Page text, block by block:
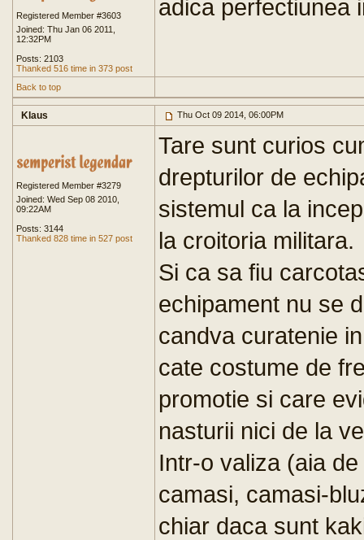
Registered Member #3603
Joined: Thu Jan 06 2011,
12:32PM
Posts: 2103
Thanked 516 time in 373 post
adica perfectiunea
Back to top
Klaus Thu Oct 09 2014, 06:00PM
Registered Member #3279
Joined: Wed Sep 08 2010,
09:22AM
Posts: 3144
Thanked 828 time in 527 post
Tare sunt curios
drepturilor de
sistemul ca la
la croitoria militara.
Si ca sa fiu
echipament nu se
candva curatenie
cate costume de
promotie si care
nasturii nici de la
Intr-o valiza (aia
camasi, camasi-
chiar daca sunt